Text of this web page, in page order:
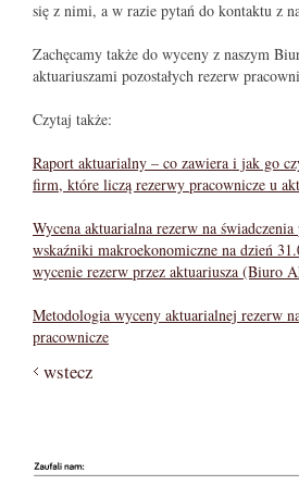
się z nimi, a w razie pytań do kontaktu z
Zachęcamy także do wyceny z naszym
aktuariuszami pozostałych rezerw
Czytaj także:
Raport aktuarialny – co zawiera i jak go
firm, które liczą rezerwy pracownicze u
Wycena aktuarialna rezerw na
wskaźniki makroekonomiczne na dzień
wycenie rezerw przez aktuariusza (Biuro
Metodologia wyceny aktuarialnej rezerw
pracownicze
wstecz